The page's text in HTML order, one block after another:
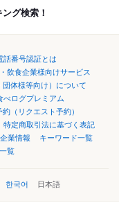
グ検索！
話番号認証とは
飲食企業様向けサービス
団体様等向け）について
べログプレミアム
（リクエスト予約）
特定商取引法に基づく表記
企業情報
キーワード一覧
覧
한국어 日本語